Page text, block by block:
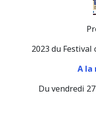
2023 du
A la
Du vendredi